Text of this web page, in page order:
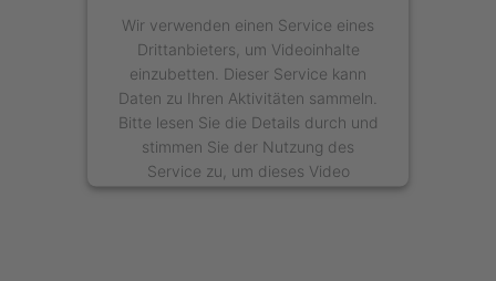
Wir verwenden einen Service eines
Drittanbieters, um Videoinhalte
einzubetten. Dieser Service kann
Daten zu Ihren Aktivitäten sammeln.
Bitte lesen Sie die Details durch und
stimmen Sie der Nutzung des
Service zu, um dieses Video
anzusehen.